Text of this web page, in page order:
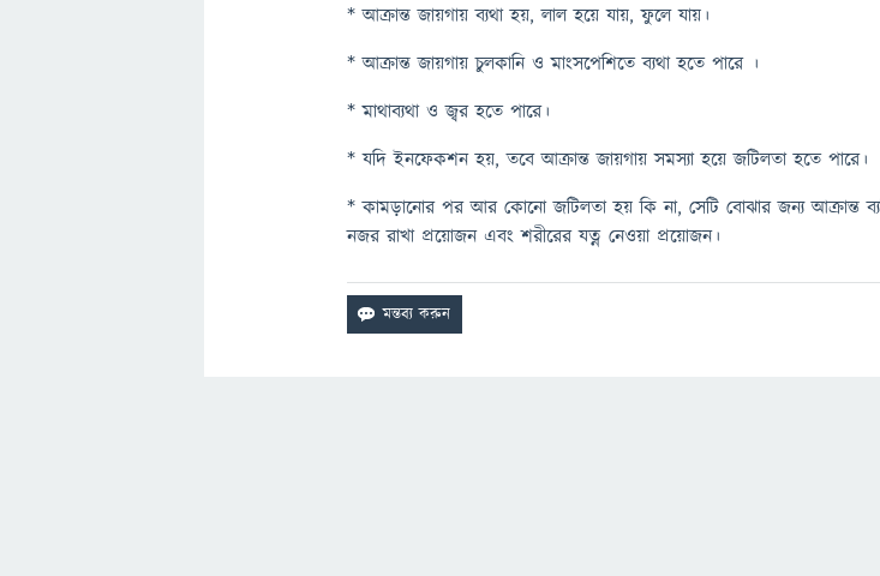
* আক্রান্ত জায়গায় ব্যথা হয়, লাল হয়ে যায়, ফুলে যায়।
* আক্রান্ত জায়গায় চুলকানি ও মাংসপেশিতে ব্যথা হতে পারে ।
* মাথাব্যথা ও জ্বর হতে পারে।
* যদি ইনফেকশন হয়, তবে আক্রান্ত জায়গায় সমস্যা হয়ে জটিলতা হতে পারে।
* কামড়ানোর পর আর কোনো জটিলতা হয় কি না, সেটি বোঝার জন্য আক্রান্ত
নজর রাখা প্রয়োজন এবং শরীরের যত্ন নেওয়া প্রয়োজন।